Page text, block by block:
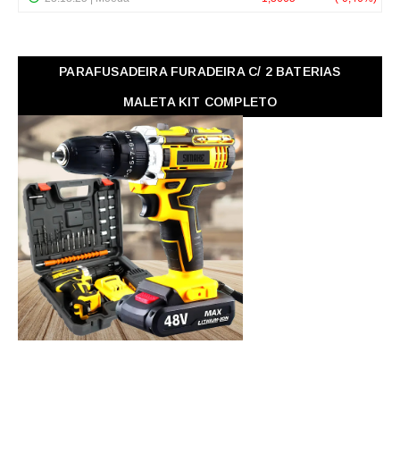
PARAFUSADEIRA FURADEIRA C/ 2 BATERIAS
MALETA KIT COMPLETO